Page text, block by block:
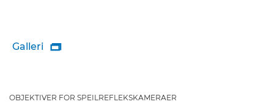
Galleri 
OBJEKTIVER FOR SPEILREFLEKSKAMERAER